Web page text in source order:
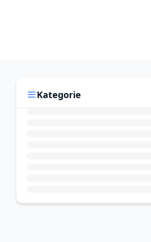
Kategorie